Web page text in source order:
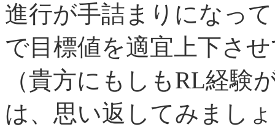
進行が手詰まりになっ
で目標値を適宜上下さ
（貴方にもしもRL経験
は、思い返してみまし